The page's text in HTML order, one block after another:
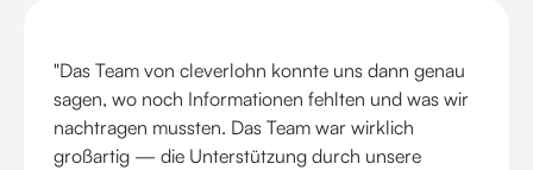
"Das Team von cleverlohn konnte uns dann genau
sagen, wo noch Informationen fehlten und was wir
nachtragen mussten. Das Team war wirklich
großartig — die Unterstützung durch unsere